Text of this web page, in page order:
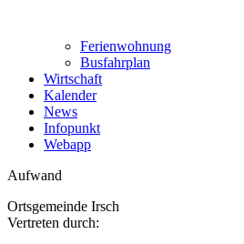
Ferienwohnung
Busfahrplan
Wirtschaft
Kalender
News
Infopunkt
Webapp
Aufwand
Ortsgemeinde Irsch
Vertreten durch: